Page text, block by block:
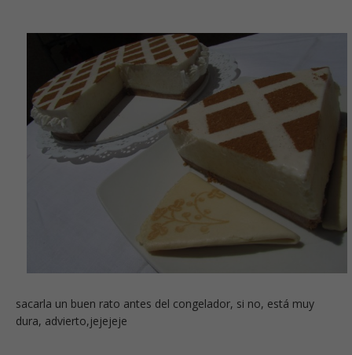
sacarla un buen rato antes del congelador, si no, está muy
dura, advierto,jejejeje